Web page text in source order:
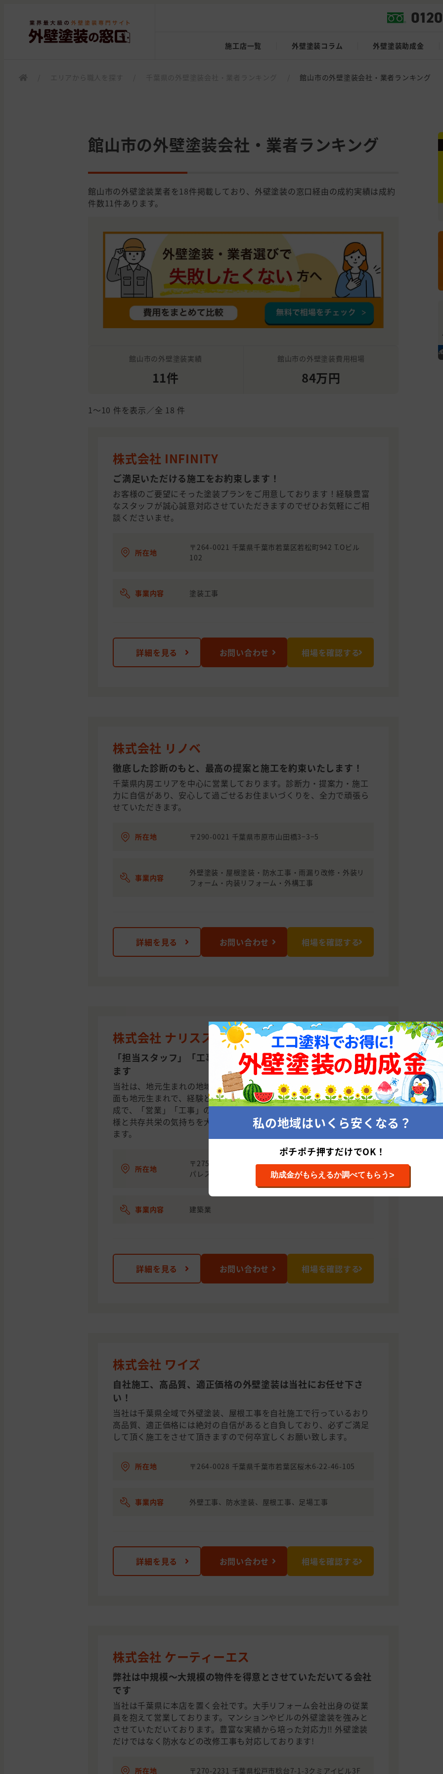
施工店一覧 外壁塗装コラム 外壁塗装助成金
館山市の外壁塗装会社・業者ランキング
館山市の外壁塗装会社・業者ランキング
館山市の外壁塗装業者を18件掲載しており、外壁塗装の窓口経由の成約実績は成約
件数11件あります。
館山市の外壁塗装実績
11件
館山市の外壁塗装費用相場
84万円
1〜10 件を表示／全 18 件
株式会社 INFINITY
ご満足いただける施工をお約束します！
お客様のご要望にそった塗装プランをご用意しております！経験豊富
なスタッフが誠心誠意対応させていただきますのでぜひお気軽にご相
談くださいませ。
所在地
〒264-0021 千葉県千葉市若葉区若松町942 T.Oビル
102
事業内容 塗装工事
詳細を見る お問い合わせ 相場を確認する
株式会社 リノベ
徹底した診断のもと、最高の提案と施工を約束いたします！
千葉県内房エリアを中心に営業しております。診断力・提案力・施工
力に自信があり、安心して過ごせるお住まいづくりを、全力で頑張ら
せていただきます。
所在地 〒290-0021 千葉県市原市山田橋3−3−5
事業内容
外壁塗装・屋根塗装・防水工事・雨漏り改修・外装リ
フォーム・内装リフォーム・外構工事
詳細を見る お問い合わせ 相場を確認する
株式会社 ナリススタイル 千葉支店
「担当スタッフ」「工事の品質」「値段」の3つに自信があり
ます
当社は、地元生まれの地域に密着した営業担当スタッフ、そして工事
面も地元生まれで、経験と知識が豊富な資格取得の工事スタッフの構
成で、「営業」「工事」の両方に拘りを持った会社です。地元のお客
様と共存共栄の気持ちを大切に考えておりますので宜しくお願い致し
ます。
所在地
〒275-0012 千葉県習志野市本大久保4-14-10グラン
パレス105
事業内容 建築業
詳細を見る お問い合わせ 相場を確認する
株式会社 ワイズ
自社施工、高品質、適正価格の外壁塗装は当社にお任せ下さ
い！
当社は千葉県全域で外壁塗装、屋根工事を自社施工で行っているおり
高品質、適正価格には絶対の自信があると自負しており、必ずご満足
して頂く施工をさせて頂きますので何卒宜しくお願い致します。
所在地 〒264-0028 千葉県千葉市若葉区桜木6-22-46-105
事業内容 外壁工事、防水塗装、屋根工事、足場工事
詳細を見る お問い合わせ 相場を確認する
株式会社 ケーティーエス
弊社は中規模〜大規模の物件を得意とさせていただいてる会社
です
当社は千葉県に本店を置く会社です。大手リフォーム会社出身の従業
員を抱えて営業しております。マンションやビルの外壁塗装を強みと
させていただいております。豊富な実績から培った対応力‼︎ 外壁塗装
だけではなく防水などの改修工事も対応しております!
所在地 〒270-2231 千葉県松戸市稔台7-1-3クミアイビル3F
私の地域はいくら安くなる？
ポチポチ押すだけでOK！
助成金がもらえるか調べてもらう>